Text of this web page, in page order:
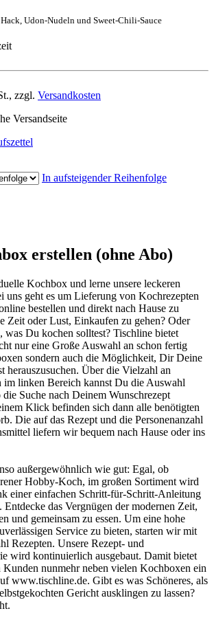
Udon-Nudeln und Sweet-Chili-Sauce
, zzgl. Versandkosten
Versandseite
In aufsteigender Reihenfolge
erstellen (ohne Abo)
Kochbox und lerne unsere leckeren
uns geht es um Lieferung von Kochrezepten
bestellen und direkt nach Hause zu
Zeit oder Lust, Einkaufen zu gehen? Oder
was Du kochen solltest? Tischline bietet
nur eine Große Auswahl an schon fertig
sondern auch die Möglichkeit, Dir Deine
herauszusuchen. Über die Vielzahl an
linken Bereich kannst Du die Auswahl
Suche nach Deinem Wunschrezept
Klick befinden sich dann alle benötigten
Die auf das Rezept und die Personenanzahl
liefern wir bequem nach Hause oder ins
außergewöhnlich wie gut: Egal, ob
Hobby-Koch, im großen Sortiment wird
einer einfachen Schritt-für-Schritt-Anleitung
Entdecke das Vergnügen der modernen Zeit,
und gemeinsam zu essen. Um eine hohe
Service zu bieten, starten wir mit
Rezepten. Unsere Rezept- und
wird kontinuierlich ausgebaut. Damit bietet
Kunden nunmehr neben vielen Kochboxen ein
www.tischline.de. Gibt es was Schöneres, als
Gericht ausklingen zu lassen?